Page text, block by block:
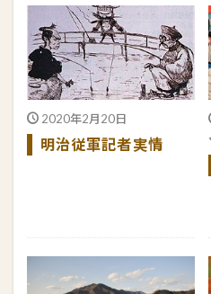
2020年2月20日
明治従軍記者実情